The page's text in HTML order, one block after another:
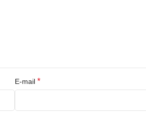
E-mail *